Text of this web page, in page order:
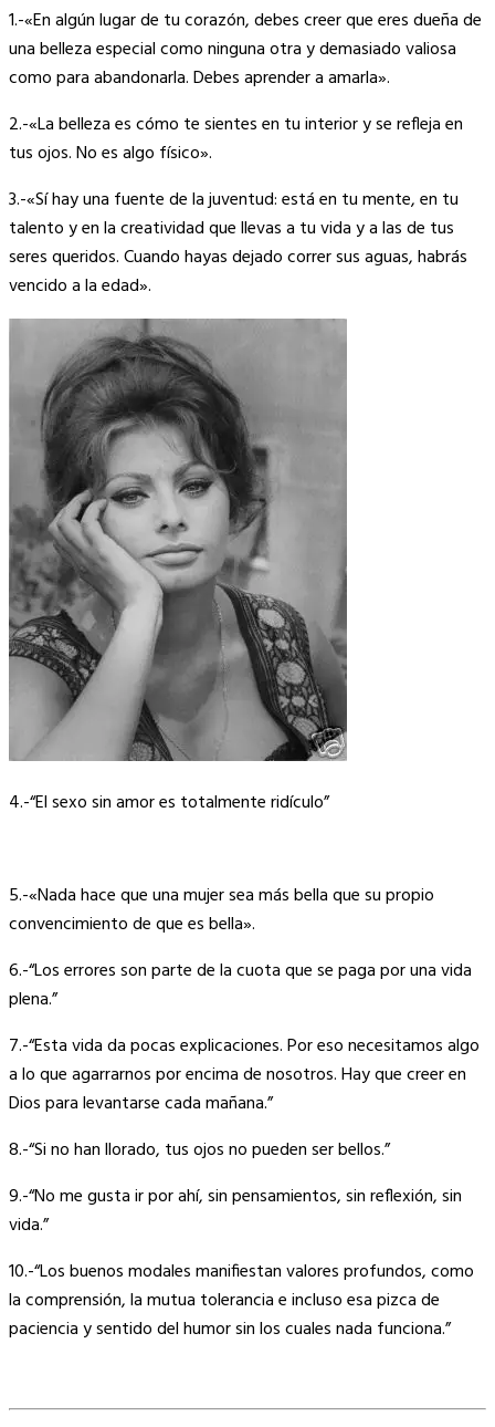
1.-«En algún lugar de tu corazón, debes creer que eres dueña de
una belleza especial como ninguna otra y demasiado valiosa
como para abandonarla. Debes aprender a amarla».
2.-«La belleza es cómo te sientes en tu interior y se refleja en
tus ojos. No es algo físico».
3.-«Sí hay una fuente de la juventud: está en tu mente, en tu
talento y en la creatividad que llevas a tu vida y a las de tus
seres queridos. Cuando hayas dejado correr sus aguas, habrás
vencido a la edad».
4.-“El sexo sin amor es totalmente ridículo”
5.-«Nada hace que una mujer sea más bella que su propio
convencimiento de que es bella».
6.-“Los errores son parte de la cuota que se paga por una vida
plena.”
7.-“Esta vida da pocas explicaciones. Por eso necesitamos algo
a lo que agarrarnos por encima de nosotros. Hay que creer en
Dios para levantarse cada mañana.”
8.-“Si no han llorado, tus ojos no pueden ser bellos.”
9.-“No me gusta ir por ahí, sin pensamientos, sin reflexión, sin
vida.”
10.-“Los buenos modales manifiestan valores profundos, como
la comprensión, la mutua tolerancia e incluso esa pizca de
paciencia y sentido del humor sin los cuales nada funciona.”